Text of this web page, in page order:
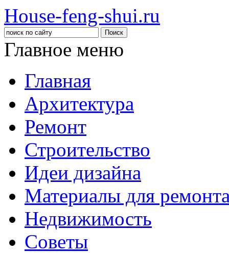
House-feng-shui.ru
Главное меню
Главная
Архитектура
Ремонт
Строительство
Идеи дизайна
Материалы для
Недвижимость
Советы